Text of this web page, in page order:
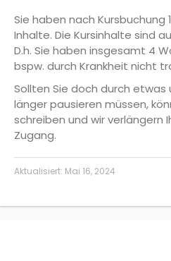
Sie haben nach Kursbuchung
Inhalte. Die Kursinhalte sind
D.h. Sie haben insgesamt 4
bspw. durch Krankheit nicht
Sollten Sie doch durch etwas
länger pausieren müssen,
schreiben und wir verlängern
Zugang.
Aktualisiert: Mai 16, 2024